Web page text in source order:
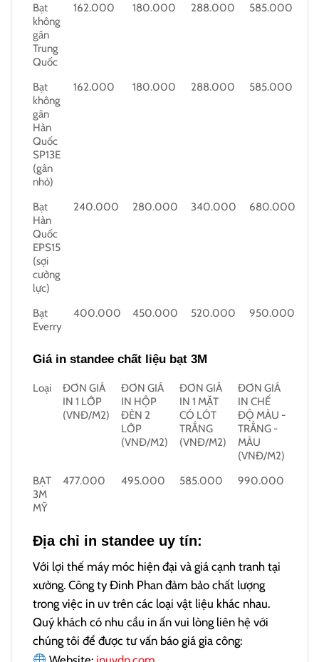
Bạt
không
gân
Trung
Quốc
162.000 180.000 288.000 585.000
Bạt
không
gân
Hàn
Quốc
SP13E
(gân
nhỏ)
162.000 180.000 288.000 585.000
Bạt
Hàn
Quốc
EPS15
(sợi
cường
lực)
240.000 280.000 340.000 680.000
Bạt
Everry
400.000 450.000 520.000 950.000
Giá in standee chất liệu bạt 3M
Loại
ĐƠN GIÁ
IN 1 LỚP
(VNĐ/M2)
ĐƠN GIÁ
IN HỘP
ĐÈN 2
LỚP
(VNĐ/M2)
ĐƠN GIÁ
IN 1 MẶT
CÓ LÓT
TRẮNG
(VNĐ/M2)
ĐƠN GIÁ
IN CHẾ
ĐỘ MÀU -
TRẮNG -
MÀU
(VNĐ/M2)
BẠT
3M
MỸ
477.000 495.000 585.000 990.000
Địa chỉ in standee uy tín:
Với lợi thế máy móc hiện đại và giá cạnh tranh tại
xưởng. Công ty Đinh Phan đảm bảo chất lượng
trong việc in uv trên các loại vật liệu khác nhau.
Quý khách có nhu cầu in ấn vui lòng liên hệ với
chúng tôi để được tư vấn báo giá gia công: